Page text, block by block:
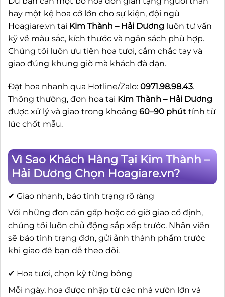
hay một kệ hoa cỡ lớn cho sự kiện, đội ngũ
Hoagiare.vn tại Kim Thành – Hải Dương luôn tư vấn
kỹ về màu sắc, kích thước và ngân sách phù hợp.
Chúng tôi luôn ưu tiên hoa tươi, cắm chắc tay và
giao đúng khung giờ mà khách đã dặn.
Đặt hoa nhanh qua Hotline/Zalo: 0971.98.98.43.
Thông thường, đơn hoa tại Kim Thành – Hải Dương
được xử lý và giao trong khoảng 60–90 phút tính từ
lúc chốt mẫu.
Vì Sao Khách Hàng Tại Kim Thành –
Hải Dương Chọn Hoagiare.vn?
✔ Giao nhanh, báo tình trạng rõ ràng
Với những đơn cần gấp hoặc có giờ giao cố định,
chúng tôi luôn chủ động sắp xếp trước. Nhân viên
sẽ báo tình trạng đơn, gửi ảnh thành phẩm trước
khi giao để bạn dễ theo dõi.
✔ Hoa tươi, chọn kỹ từng bông
Mỗi ngày, hoa được nhập từ các nhà vườn lớn và